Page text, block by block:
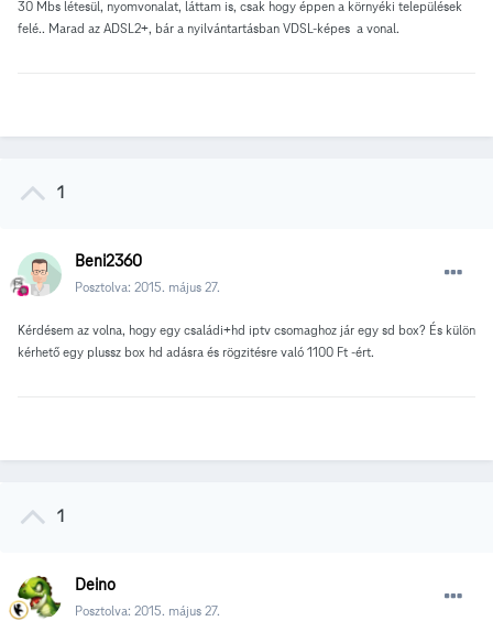
30 Mbs létesül, nyomvonalat, láttam is, csak hogy éppen a környéki települések
felé.. Marad az ADSL2+, bár a nyilvántartásban VDSL-képes a vonal.
1
Beni2360
Posztolva: 2015. május 27.
Kérdésem az volna, hogy egy családi+hd iptv csomaghoz jár egy sd box? És külön
kérhető egy plussz box hd adásra és rögzitésre való 1100 Ft -ért.
1
Deino
Posztolva: 2015. május 27.